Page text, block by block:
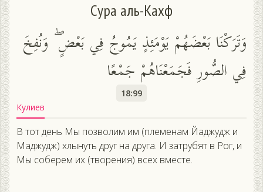
Сура аль-Кахф
وَتَرَكْنَا بَعْضَهُمْ يَوْمَئِذٍ يَمُوجُ فِي بَعْضٍ ۖ وَنُفِخَ
فِي الصُّورِ فَجَمَعْنَاهُمْ جَمْعًا
18:99
Кулиев
В тот день Мы позволим им (племенам Йаджудж и
Маджудж) хлынуть друг на друга. И затрубят в Рог, и
Мы соберем их (творения) всех вместе.